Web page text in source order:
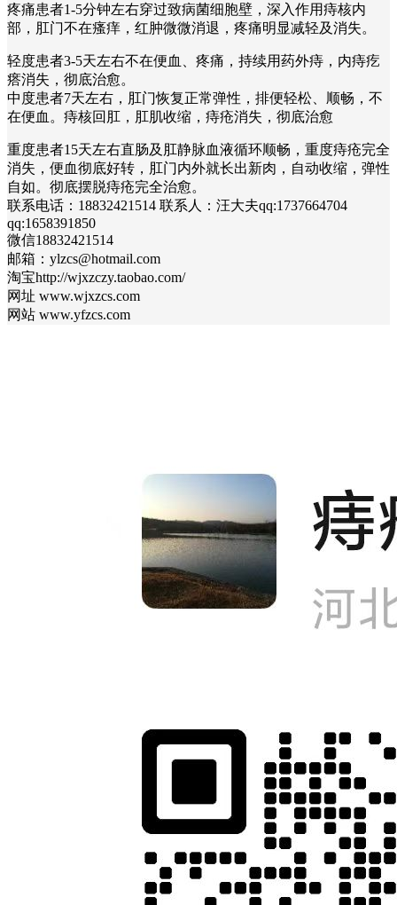
疼痛患者1-5分钟左右穿过致病菌细胞壁，深入作用痔核内
部，肛门不在瘙痒，红肿微微消退，疼痛明显减轻及消失。
轻度患者3-5天左右不在便血、疼痛，持续用药外痔，内痔疙
瘩消失，彻底治愈。
中度患者7天左右，肛门恢复正常弹性，排便轻松、顺畅，不
在便血。痔核回肛，肛肌收缩，痔疮消失，彻底治愈
重度患者15天左右直肠及肛静脉血液循环顺畅，重度痔疮完全
消失，便血彻底好转，肛门内外就长出新肉，自动收缩，弹性
自如。彻底摆脱痔疮完全治愈。
联系电话：18832421514 联系人：汪大夫qq:1737664704
qq:1658391850
微信18832421514
邮箱：ylzcs@hotmail.com
淘宝http://wjxzczy.taobao.com/
网址 www.wjxzcs.com
网站 www.yfzcs.com